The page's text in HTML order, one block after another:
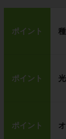
ポイント
ポイント
ポイント